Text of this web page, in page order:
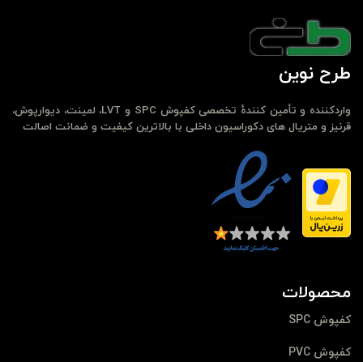
طرح نوین
واردکننده و تأمین کنندهٔ تخصصی کفپوش SPC و LVT، لمینت، دیوارپوش،
قرنیز و متریال های دکوراسیون داخلی با بالاترین کیفیت و ضمانت اصالت
محصولات
کفپوش SPC
کفپوش PVC